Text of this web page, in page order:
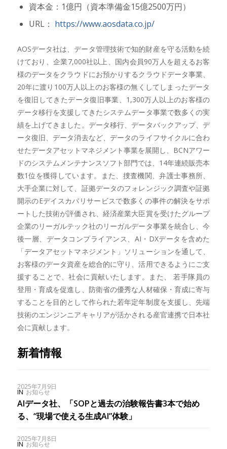
資本金：1億円（資本準備金15億2500万円）
URL： https://www.aosdata.co.jp/
AOSデータ社は、データ管理技術で知的財産を守る活動を続
けており、企業7,000社以上、国内会員90万人を超えるお客
様のデータをクラウドにお預かりするクラウドデータ事業、
20年に渡り100万人以上のお客様の無くしてしまったデータ
を復旧してきたデータ復旧事業、1,300万人以上のお客様の
データ移行を支援してきたシステムデータ事業で数多くの実
績を上げてきました。データ移行、データバックアップ、デ
ータ復旧、データ消去など、データのライフサイクルに合わ
せたデータアセットマネジメント事業を展開し、BCNアワー
ドのシステムメンテナンスソフト部門では、14年連続販売本
数1位を獲得しています。また、捜査機関、弁護士事務所、
大手企業に対して、証拠データのフォレンジック調査や証拠
開示のEデイスカバリサービスで数多くの事件の解決をサポ
ートした技術が評価され、経済産業大臣賞を受けたグループ
企業のリーガルテック社のリーガルデータ事業を統合し、今
後一層、データコンプライアンス、AI・DXデータを含めた
「データアセットマネジメント」ソリューションを通して、
お客様のデータ資産を総合的に守り、活用できるようにご支
援することで、社会に貢献いたします。また、 若手隊員の
登用・育成を促進し、防衛省の優秀な人材確保・育成に寄与
することを目的として作られた若年定年制度を支援し、先端
技術のエンジンニアキャリアが活かされる産官連携で日本社
会に貢献します。
新着情報
2025年7月9日
IN お知らせ
AIデータ社、「SOPと過去の治験報告書3本で始め
る、“現場で使える生成AI”体験」
2025年7月8日
IN お知らせ